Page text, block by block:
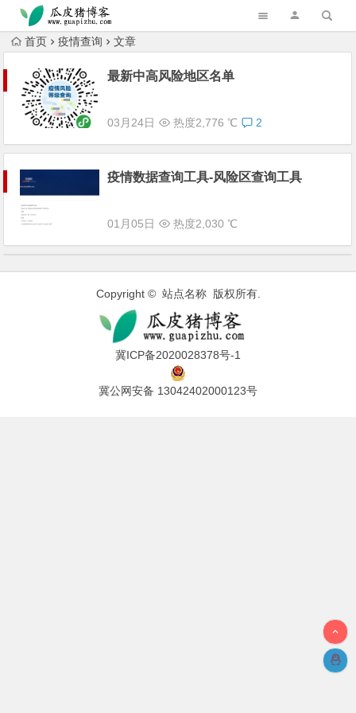
跳转到主内容
首页 疫情查询 文章
最新中高风险地区名单
03月24日 热度2,776 ℃ 2
疫情数据查询工具-风险区查询工具
01月05日 热度2,030 ℃
Copyright © 站点名称 版权所有.
冀ICP备2020028378号-1
冀公网安备 13042402000123号